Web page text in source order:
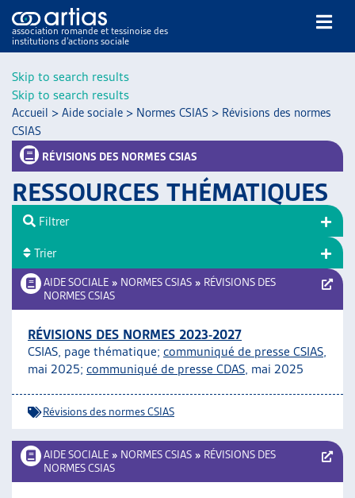
Skip to search results
Skip to search results
association romande et tessinoise des
institutions d’actions sociale
NOS PUBLICATIONS
ARTICLES
VEILLE
RESSOURCES
THÉMATIQUES
GUIDE SOCIAL ROMAND
AUTRES
ARTIAS
PROJETS ET ACTIVITÉS
Accueil > Aide sociale > Normes CSIAS > Révisions des normes
CSIAS
RÉVISIONS DES NORMES CSIAS
RESSOURCES THÉMATIQUES
AIDE SOCIALE » NORMES CSIAS » RÉVISIONS DES
NORMES CSIAS
RÉVISIONS DES NORMES 2023-2027
CSIAS, page thématique; communiqué de presse CSIAS,
mai 2025; communiqué de presse CDAS, mai 2025
Révisions des normes CSIAS
AIDE SOCIALE » NORMES CSIAS » RÉVISIONS DES
NORMES CSIAS
Filtrer
Trier